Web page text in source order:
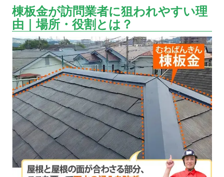
棟板金が訪問業者に狙われやすい理
由｜場所・役割とは？